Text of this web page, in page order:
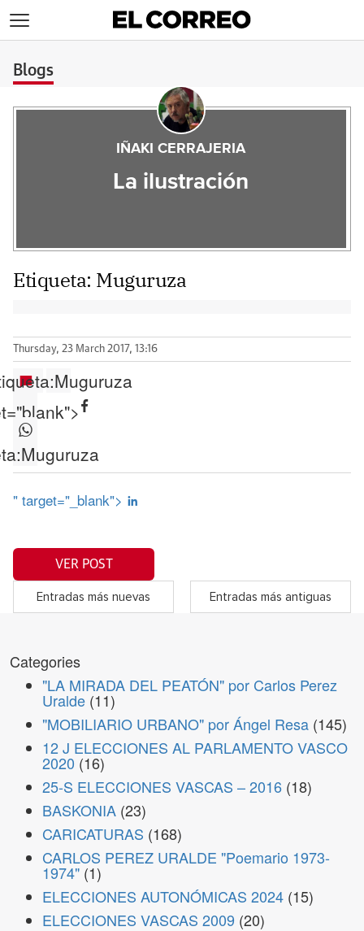
Blogs
IÑAKI CERRAJERIA
La ilustración
Etiqueta: Muguruza
Thursday, 23 March 2017, 13:16
Muguruza
Muguruza
" target="_blank">
VER POST
Entradas más nuevas Entradas más antiguas
Categories
"LA MIRADA DEL PEATÓN" por Carlos Perez
Uralde (11)
"MOBILIARIO URBANO" por Ángel Resa (145)
12 J ELECCIONES AL PARLAMENTO VASCO
2020 (16)
25-S ELECCIONES VASCAS – 2016 (18)
BASKONIA (23)
CARICATURAS (168)
CARLOS PEREZ URALDE "Poemario 1973-
1974" (1)
ELECCIONES AUTONÓMICAS 2024 (15)
ELECCIONES VASCAS 2009 (20)